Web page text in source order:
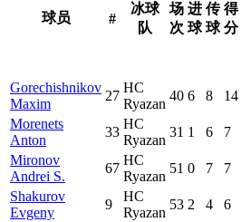
球员 #
冰球
队
场
次
进
球
传
球
得
分
Gorechishnikov
Maxim
27
HC
Ryazan
40 6 8 14
Morenets
Anton
33
HC
Ryazan
31 1 6 7
Mironov
Andrei S.
67
HC
Ryazan
51 0 7 7
Shakurov
Evgeny
9
HC
Ryazan
53 2 4 6